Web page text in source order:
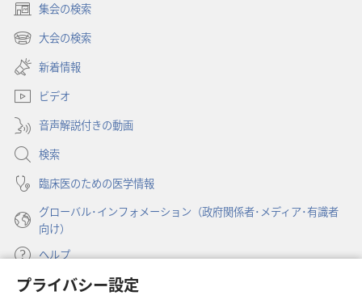
プライバシー設定
集会の検索
（新
し
タ
で
開
く）
大会の検索
（新
し
い
タ
ブ
で
開
く）
新着情報
ビデオ
音声解説付きの動画
検索
臨床医のための医学情報
グローバル･インフォメーション（政府関係者･メディア･有識者
向け）
ヘルプ
寄付